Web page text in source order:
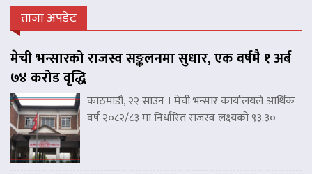
ताजा अपडेट
मेची भन्सारको राजस्व सङ्कलनमा सुधार, एक वर्षमै १ अर्ब
७४ करोड वृद्धि
काठमाडौं, २२ साउन । मेची भन्सार कार्यालयले आर्थिक
वर्ष २०८२/८३ मा निर्धारित राजस्व लक्ष्यको ९३.३०